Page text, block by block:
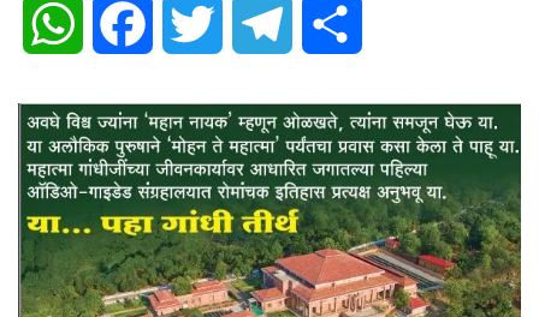
WhatsApp Facebook Twitter Telegram